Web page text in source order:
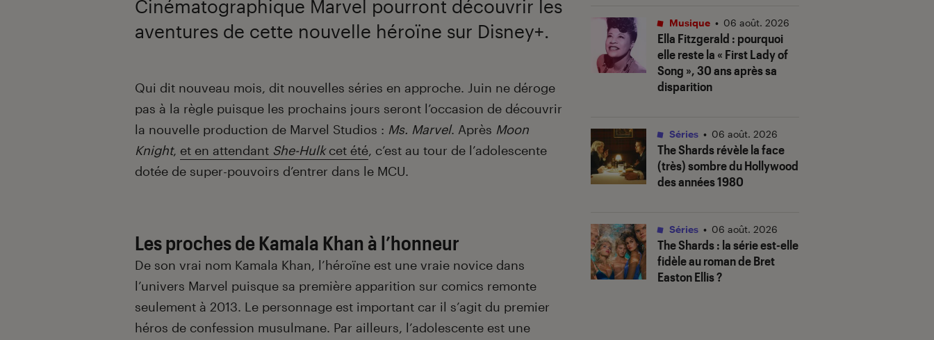
Cinématographique Marvel pourront découvrir les
aventures de cette nouvelle héroïne sur Disney+.
Introduction
Qui dit nouveau mois, dit nouvelles séries en approche. Juin ne déroge
pas à la règle puisque les prochains jours seront l’occasion de découvrir
la nouvelle production de Marvel Studios : Ms. Marvel. Après Moon
Knight, et en attendant She-Hulkcet été, c’est au tour de l’adolescente
dotée de super-pouvoirs d’entrer dans le MCU.
Les proches de Kamala Khan à l’honneur
De son vrai nom Kamala Khan, l’héroïne est une vraie novice dans
l’univers Marvel puisque sa première apparition sur comics remonte
seulement à 2013. Le personnage est important car il s’agit du premier
héros de confession musulmane. Par ailleurs, l’adolescente est une
Ella Fitzgerald : pourquoi
elle reste la « First Lady of
Song », 30 ans après sa
disparition
Musique • 06 août. 2026
The Shardsrévèle la face
(très) sombre du Hollywood
des années 1980
Séries • 06 août. 2026
The Shards: la série est-elle
fidèle au roman de Bret
Easton Ellis ?
Séries • 06 août. 2026